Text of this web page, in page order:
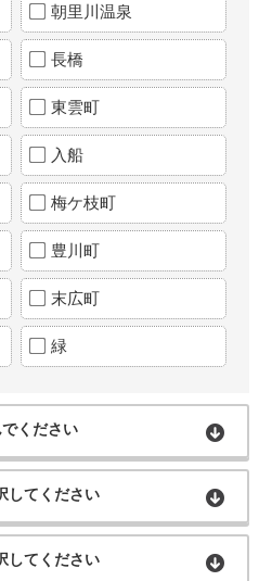
朝里川温泉
長橋
東雲町
入船
梅ケ枝町
豊川町
末広町
緑
ください
してください
してください